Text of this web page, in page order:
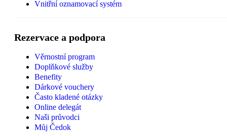
Vnitřní oznamovací systém
Rezervace a podpora
Věrnostní program
Doplňkové služby
Benefity
Dárkové vouchery
Často kladené otázky
Online delegát
Naši průvodci
Můj Čedok